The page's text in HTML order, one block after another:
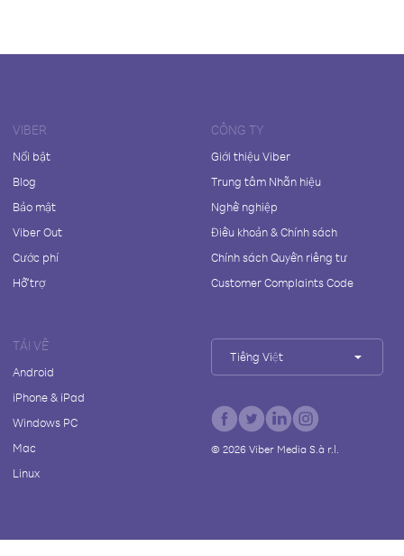
VIBER
Nổi bật
Blog
Bảo mật
Viber Out
Cước phí
Hỗ trợ
CÔNG TY
Giới thiệu Viber
Trung tâm Nhãn hiệu
Nghề nghiệp
Điều khoản & Chính sách
Chính sách Quyền riêng tư
Customer Complaints Code
TẢI VỀ
Android
iPhone & iPad
Windows PC
Mac
Linux
Tiếng Việt
© 2026Viber Media S.à r.l.